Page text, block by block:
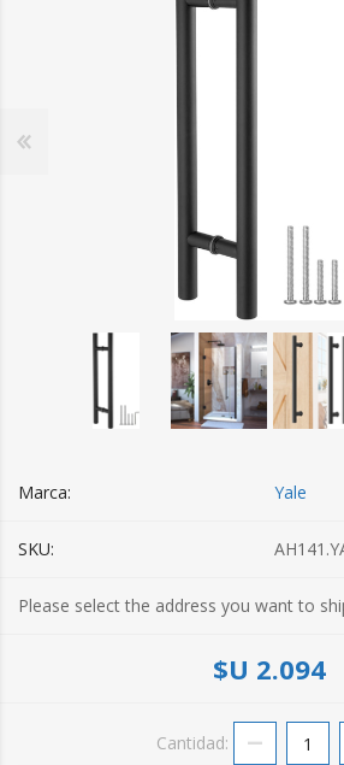
Marca: Yale
SKU:
Please select the address you want to
$U 2.094
Cantidad: